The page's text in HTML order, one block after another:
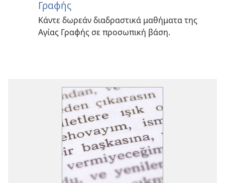
Γραφής
Κάντε δωρεάν διαδραστικά μαθήματα της
Αγίας Γραφής σε προσωπική βάση.